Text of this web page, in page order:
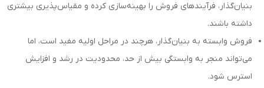
بنیان‌گذار، فرآیندهای فروش را بهینه‌سازی کرده و مقیاس‌پذیری بیشتری
داشته باشند.
فروش وابسته به بنیان‌گذار، هرچند در مراحل اولیه مفید است، اما
می‌تواند منجر به وابستگی بیش از حد، محدودیت در رشد و افزایش
استرس شود.